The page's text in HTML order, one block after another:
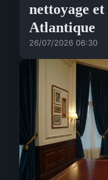
nettoyage
Atlantique
26/07/2026 06:30